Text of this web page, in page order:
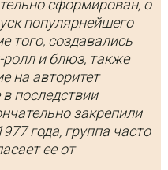
сформирован, о
популярнейшего
того, создавались
ролл и блюз, также
на авторитет
последствии
закрепили
года, группа часто
ее от